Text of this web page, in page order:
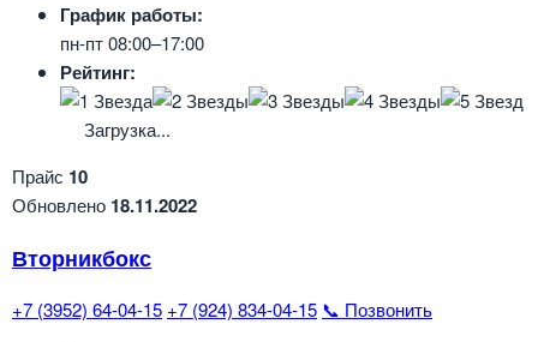
График работы:
пн-пт 08:00–17:00
Рейтинг:
Загрузка...
Прайс 10
Обновлено 18.11.2022
Вторникбокс
+7 (3952) 64-04-15 +7 (924) 834-04-15 📞 Позвонить